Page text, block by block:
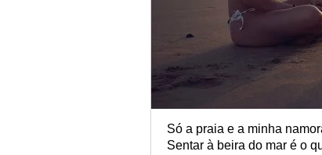
Só a praia e a minha
Sentar à beira do mar é o